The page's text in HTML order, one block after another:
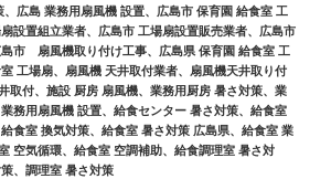
、 広島 業務用扇風機 設置、
広島市 保育園 給食室 工
設置組立業者、 広島市 工場扇設置販売業者、
広島市
島市 扇風機取り付け工事、
広島県 保育園 給食室 工
工場扇、 扇風機 天井取付業者、
扇風機天井取り付
取付、 施設 厨房 扇風機、 業務用厨房 暑さ対策、 業
業務用扇風機 設置、 給食センター 暑さ対策、 給食室
給食室 換気対策、 給食室 暑さ対策 広島県、 給食室 業
空気循環、 給食室 空調補助、 給食調理室 暑さ対
、 調理室 暑さ対策